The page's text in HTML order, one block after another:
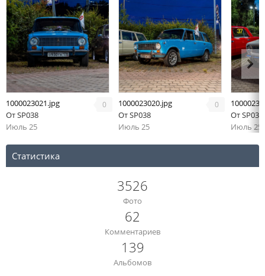
0
1000023021.jpg
ОтSP038
Июль 25
0
1000023020.jpg
ОтSP038
Июль 25
ОтSP038
Июль 25
Статистика
3526
Фото
62
Комментариев
139
Альбомов